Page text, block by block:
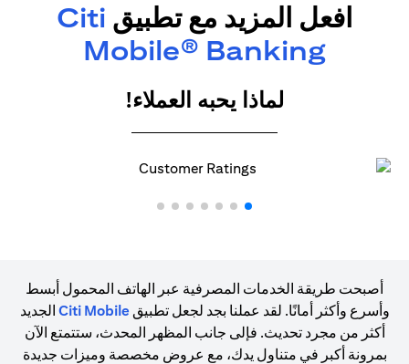
افعل المزيد مع تطبيق Citi
Mobile® Banking
لماذا يحبه العملاء!
أصبحت طريقة الخدمات المصرفية عبر الهاتف المحمول أبسط
وأسرع وأكثر أمانًا. لقد عملنا بجد لجعل تطبيقCiti Mobile الجديد
أكثر من مجرد تحديث. فإلى جانب المظهر المحدث، ستتمتع الآن
بمرونة أكبر في متناول يدك، مع عروض مخصصة وميزات جديدة